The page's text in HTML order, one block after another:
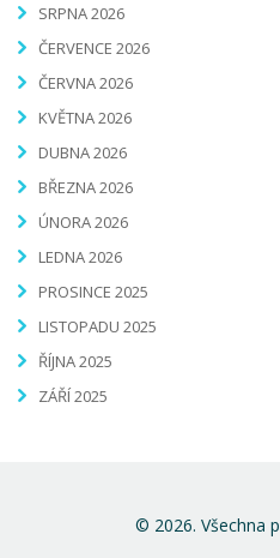
SRPNA 2026
ČERVENCE 2026
ČERVNA 2026
KVĚTNA 2026
DUBNA 2026
BŘEZNA 2026
ÚNORA 2026
LEDNA 2026
PROSINCE 2025
LISTOPADU 2025
ŘÍJNA 2025
ZÁŘÍ 2025
© 2026. Všechna